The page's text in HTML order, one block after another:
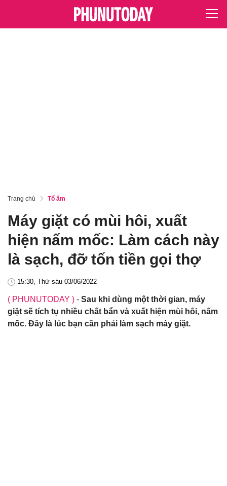
Trang chủ Tổ ấm
Máy giặt có mùi hôi, xuất
hiện nấm mốc: Làm cách này
là sạch, đỡ tốn tiền gọi thợ
15:30, Thứ sáu 03/06/2022
( PHUNUTODAY ) - Sau khi dùng một thời gian, máy
giặt sẽ tích tụ nhiều chất bẩn và xuất hiện mùi hôi, nấm
mốc. Đây là lúc bạn cần phải làm sạch máy giặt.